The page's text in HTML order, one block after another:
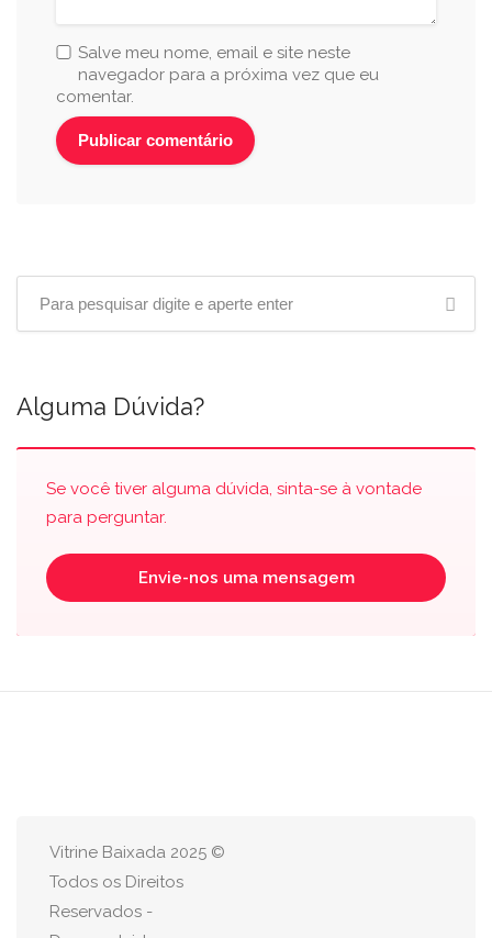
Salve meu nome, email e site neste
navegador para a próxima vez que eu
comentar.
Alguma Dúvida?
Se você tiver alguma dúvida, sinta-se à vontade
para perguntar.
Envie-nos uma mensagem
Vitrine Baixada 2025 ©
Todos os Direitos
Reservados -